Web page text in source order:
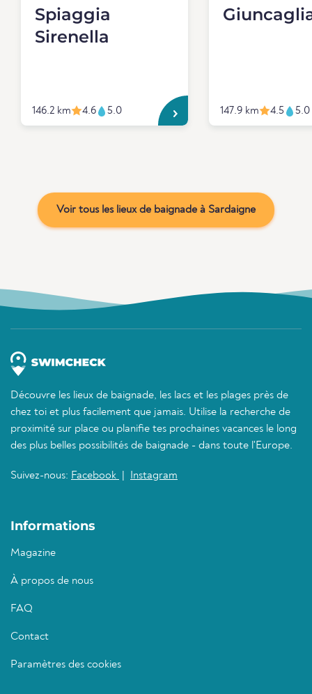
Spiaggia
Sirenella
146.2 km 4.6 5.0 147.9 km 4.5 5.0
Voir tous les lieux de baignade à Sardaigne
Découvre les lieux de baignade, les lacs et les plages près de
chez toi et plus facilement que jamais. Utilise la recherche de
proximité sur place ou planifie tes prochaines vacances le long
des plus belles possibilités de baignade - dans toute l'Europe.
Suivez-nous: Facebook Instagram
Informations
Magazine
À propos de nous
FAQ
Contact
Paramètres des cookies